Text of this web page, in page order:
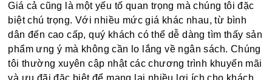
Giá cả cũng là một yếu tố quan trọng mà chúng tôi đặc
biệt chú trọng. Với nhiều mức giá khác nhau, từ bình
dân đến cao cấp, quý khách có thể dễ dàng tìm thấy sản
phẩm ưng ý mà không cần lo lắng về ngân sách. Chúng
tôi thường xuyên cập nhật các chương trình khuyến mãi
và ưu đãi đặc biệt để mang lại nhiều lợi ích cho khách